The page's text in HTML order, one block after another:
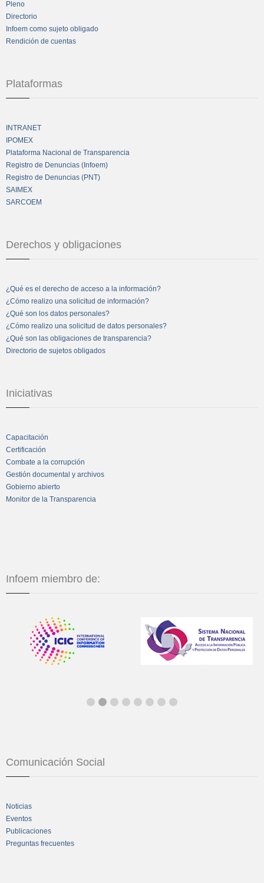
Pleno
Directorio
Infoem como sujeto obligado
Rendición de cuentas
Plataformas
INTRANET
IPOMEX
Plataforma Nacional de Transparencia
Registro de Denuncias (Infoem)
Registro de Denuncias (PNT)
SAIMEX
SARCOEM
Derechos y obligaciones
¿Qué es el derecho de acceso a la información?
¿Cómo realizo una solicitud de información?
¿Qué son los datos personales?
¿Cómo realizo una solicitud de datos personales?
¿Qué son las obligaciones de transparencia?
Directorio de sujetos obligados
Iniciativas
Capacitación
Certificación
Combate a la corrupción
Gestión documental y archivos
Gobierno abierto
Monitor de la Transparencia
Infoem miembro de:
Comunicación Social
Noticias
Eventos
Publicaciones
Preguntas frecuentes